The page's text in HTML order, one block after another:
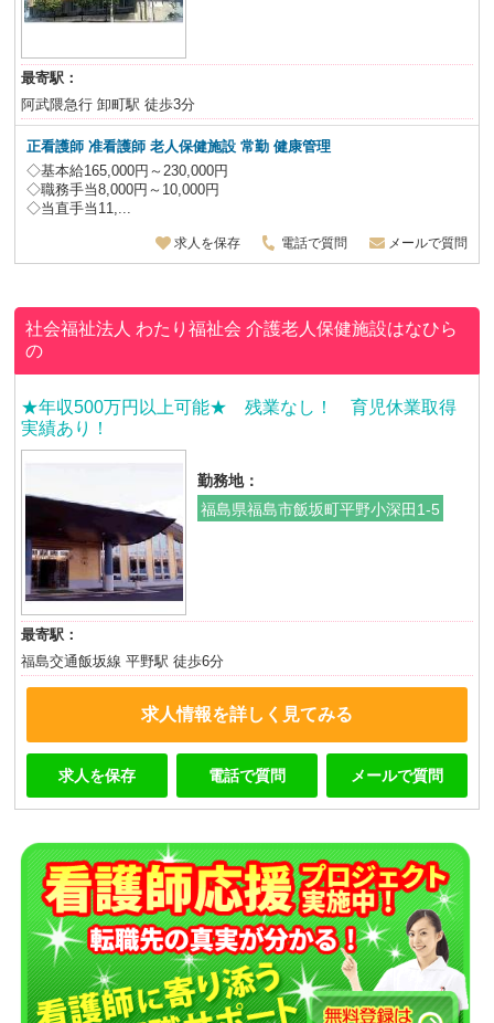
最寄駅：
阿武隈急行 卸町駅 徒歩3分
正看護師 准看護師 老人保健施設常勤 健康管理
◇基本給165,000円～230,000円
◇職務手当8,000円～10,000円
◇当直手当11,...
求人を保存 電話で質問 メールで質問
社会福祉法人 わたり福祉会介護老人保健施設はなひら
の
★年収500万円以上可能★ 残業なし！ 育児休業取得
実績あり！
勤務地：
福島県福島市飯坂町平野小深田1-5
最寄駅：
福島交通飯坂線 平野駅 徒歩6分
求人情報を詳しく見てみる
求人を保存 電話で質問 メールで質問